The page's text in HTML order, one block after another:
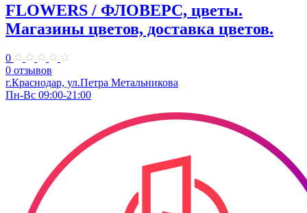
FLOWERS / ФЛОВЕРС, цветы.
Магазины цветов, доставка цветов.
0
0 отзывов
г.Краснодар, ул.Петра Метальникова
Пн-Вс 09:00-21:00